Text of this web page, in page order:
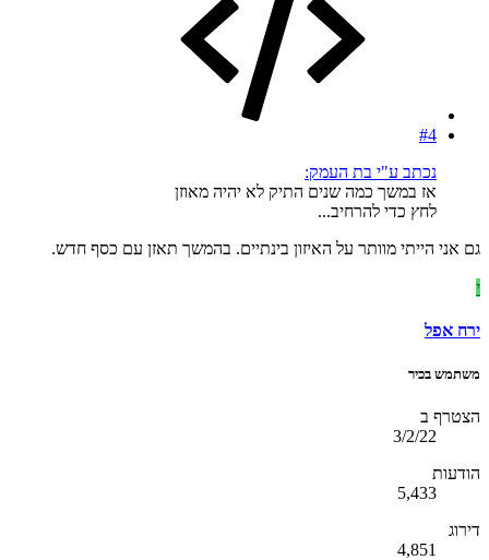
#4
נכתב ע"י בת העמק:
אז במשך כמה שנים התיק לא יהיה מאוזן
לחץ כדי להרחיב...
גם אני הייתי מוותר על האיזון בינתיים. בהמשך תאזן עם כסף חדש.
י
ירח אפל
משתמש בכיר
הצטרף ב
3/2/22
הודעות
5,433
דירוג
4,851